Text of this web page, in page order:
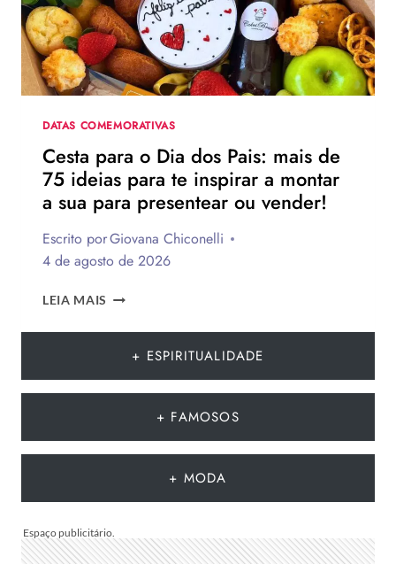
130
FRASES
EMOCIONANTES
PARA
HOMENAGEAR
DATA
DATAS COMEMORATIVAS
Cesta para o Dia dos Pais: mais de
75 ideias para te inspirar a montar
a sua para presentear ou vender!
Escrito porGiovana Chiconelli
4 de agosto de 2026
LEIA MAIS CESTA
O
75
TE
A
MONTAR
+ ESPIRITUALIDADE
+ FAMOSOS
+ MODA